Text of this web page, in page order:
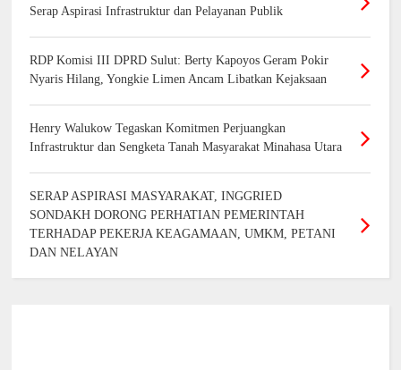
Serap Aspirasi Infrastruktur dan Pelayanan Publik
RDP Komisi III DPRD Sulut: Berty Kapoyos Geram Pokir
Nyaris Hilang, Yongkie Limen Ancam Libatkan Kejaksaan
Henry Walukow Tegaskan Komitmen Perjuangkan
Infrastruktur dan Sengketa Tanah Masyarakat Minahasa Utara
SERAP ASPIRASI MASYARAKAT, INGGRIED
SONDAKH DORONG PERHATIAN PEMERINTAH
TERHADAP PEKERJA KEAGAMAAN, UMKM, PETANI
DAN NELAYAN